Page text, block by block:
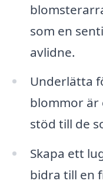
som en
avlidne.
Underlätta
blommor är
stöd till de
Skapa ett
bidra till en